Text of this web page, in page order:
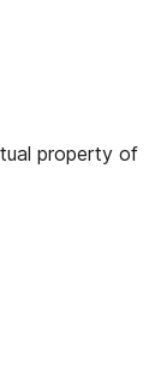
property of